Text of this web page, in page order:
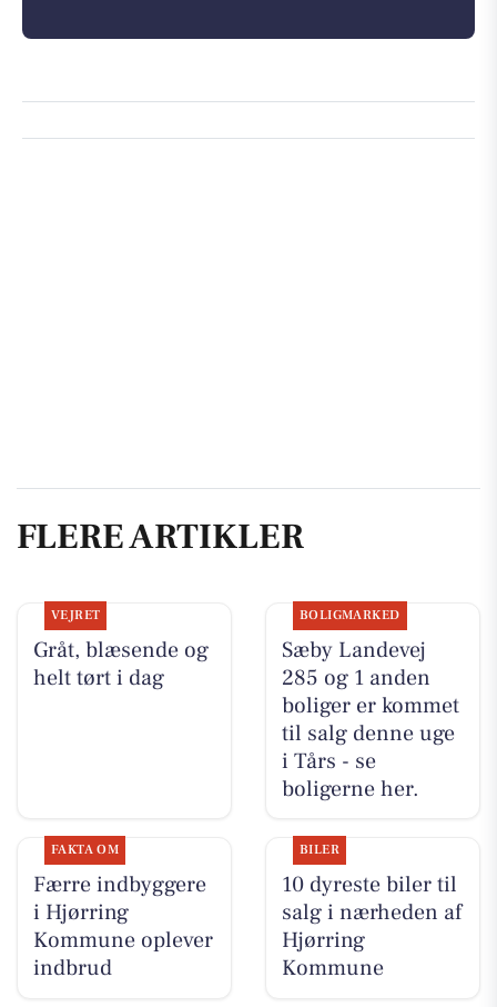
FLERE ARTIKLER
VEJRET
Gråt, blæsende og
helt tørt i dag
BOLIGMARKED
Sæby Landevej
285 og 1 anden
boliger er kommet
til salg denne uge
i Tårs - se
boligerne her.
FAKTA OM
Færre indbyggere
i Hjørring
Kommune oplever
indbrud
BILER
10 dyreste biler til
salg i nærheden af
Hjørring
Kommune